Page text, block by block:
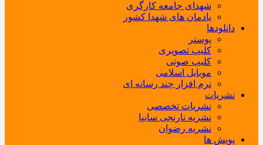
شهدای جامعه کارگری
یادمان های شهدا کشور
دانلودها
پوستر
کلیپ تصویری
کلیپ صوتی
موبایل اسلامی
نرم افزار چند رسانه ای
نشریات
نشریات تخصصی
نشریه نارنجی سایپا
نشریه رضوان
پویش ها